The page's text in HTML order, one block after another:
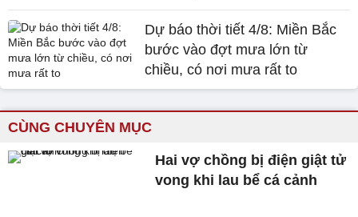
Dự báo thời tiết 4/8: Miền Bắc
bước vào đợt mưa lớn từ
chiều, có nơi mưa rất to
CÙNG CHUYÊN MỤC
Hai vợ chồng bị điện giật tử
vong khi lau bể cá cảnh